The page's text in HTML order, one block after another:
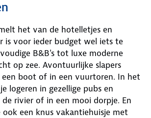
het van de hotelletjes en
is voor ieder budget wel iets te
B&B's tot luxe moderne
op zee. Avontuurlijke slapers
boot of in een vuurtoren. In het
logeren in gezellige pubs en
de rivier of in een mooi dorpje. En
een knus vakantiehuisje met